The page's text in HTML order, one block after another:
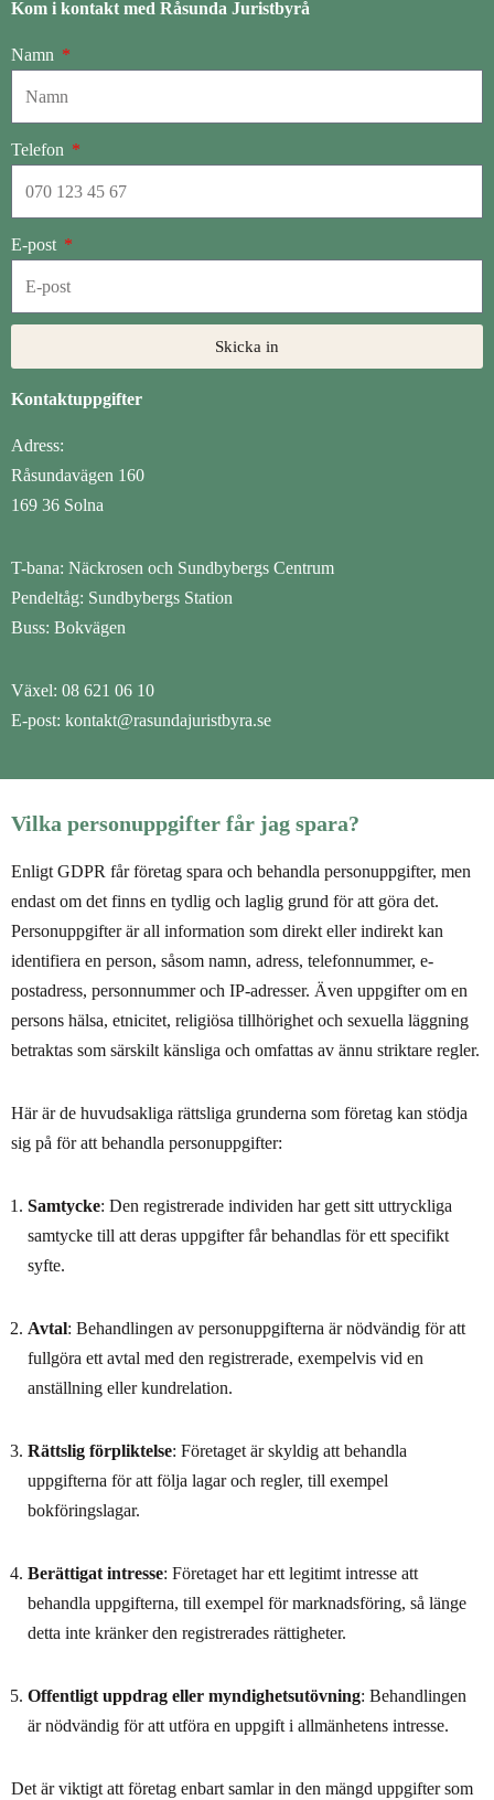
Kom i kontakt med Råsunda Juristbyrå
Namn
Telefon
E-post
Skicka in
Kontaktuppgifter
Adress:
Råsundavägen 160
169 36 Solna
T-bana: Näckrosen och Sundbybergs Centrum
Pendeltåg: Sundbybergs Station
Buss: Bokvägen
Växel: 08 621 06 10
E-post: kontakt@rasundajuristbyra.se
Vilka personuppgifter får jag spara?
Enligt GDPR får företag spara och behandla personuppgifter, men
endast om det finns en tydlig och laglig grund för att göra det.
Personuppgifter är all information som direkt eller indirekt kan
identifiera en person, såsom namn, adress, telefonnummer, e-
postadress, personnummer och IP-adresser. Även uppgifter om en
persons hälsa, etnicitet, religiösa tillhörighet och sexuella läggning
betraktas som särskilt känsliga och omfattas av ännu striktare regler.
Här är de huvudsakliga rättsliga grunderna som företag kan stödja
sig på för att behandla personuppgifter:
Samtycke: Den registrerade individen har gett sitt uttryckliga
samtycke till att deras uppgifter får behandlas för ett specifikt
syfte.
Avtal: Behandlingen av personuppgifterna är nödvändig för att
fullgöra ett avtal med den registrerade, exempelvis vid en
anställning eller kundrelation.
Rättslig förpliktelse: Företaget är skyldig att behandla
uppgifterna för att följa lagar och regler, till exempel
bokföringslagar.
Berättigat intresse: Företaget har ett legitimt intresse att
behandla uppgifterna, till exempel för marknadsföring, så länge
detta inte kränker den registrerades rättigheter.
Offentligt uppdrag eller myndighetsutövning: Behandlingen
är nödvändig för att utföra en uppgift i allmänhetens intresse.
Det är viktigt att företag enbart samlar in den mängd uppgifter som